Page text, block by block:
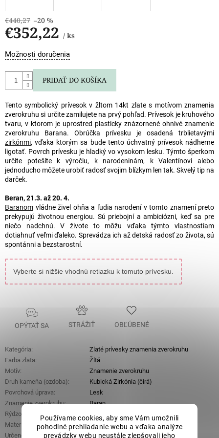
Používame cookies, aby sme Vám umožnili
pohodlné prehliadanie webu a vďaka analýze
prevádzky webu neustále zlepšovali jeho
€440,27 –20 %
€352,22 / ks
Jednotková
cena:
Možnosti doručenia
PRIDAŤ DO KOŠÍKA
Tento symbolický prívesok v žltom 14kt zlate s motívom znamenia
zverokruhu si určite zamilujete na prvý pohľad. Prívesok je kruhového
tvaru, v ktorom je uprostred plasticky znázornené ohnivé znamenie
zverokruhu Barana. Obrúčka prívesku je osadená trblietavými
zirkónmi, vďaka ktorým sa bude tento úchvatný prívesok nádherne
ligotať. Povrch prívesku je hladký vo vysokom lesku. Týmto šperkom
určite potešíte k výročiu, k narodeninám, k Valentínovi alebo
jednoducho môžete urobiť radosť svojim blízkym len tak. Skvelý tip na
darček.
Beran, 21.3. až 20. 4.
Baranom vládne živel ohňa a ľudia narodení v tomto znamení preto
prekypujú životnou energiou. Sú priebojní a ambiciózni, keď sa pre
niečo nadchnú. V živote to môžu vďaka týmto vlastnostiam
dotiahnuť veľmi ďaleko. Sprevádza ich až detská radosť zo života, sú
spontánni a bezstarostní.
Vyberte si nižšie vhodnú retiazku k tomuto prívesku.
OPÝTAŤ SA STRÁŽIŤ OBĽÚBENÉ
Kategória:
Zlaté prívesky znamenia zverokruhu
Farba zlata:
Žltá
Motív:
Znamenie zverokruhu
Druh kameňa (ozdoba):
Kubická Zirkónia (čirá)
Povrchová úprava:
Lesk
Znamenie zverokruhu:
Baran
Rýdzosť
14 kt 585/1000
Materiál
Zlato
Určené pre
Dámske,Dievčenské